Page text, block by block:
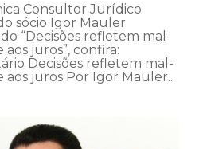
Consultor Jurídico
sócio Igor Mauler
“Decisões refletem mal-
juros”, confira:
Decisões refletem mal-
aos juros Por Igor Mauler...